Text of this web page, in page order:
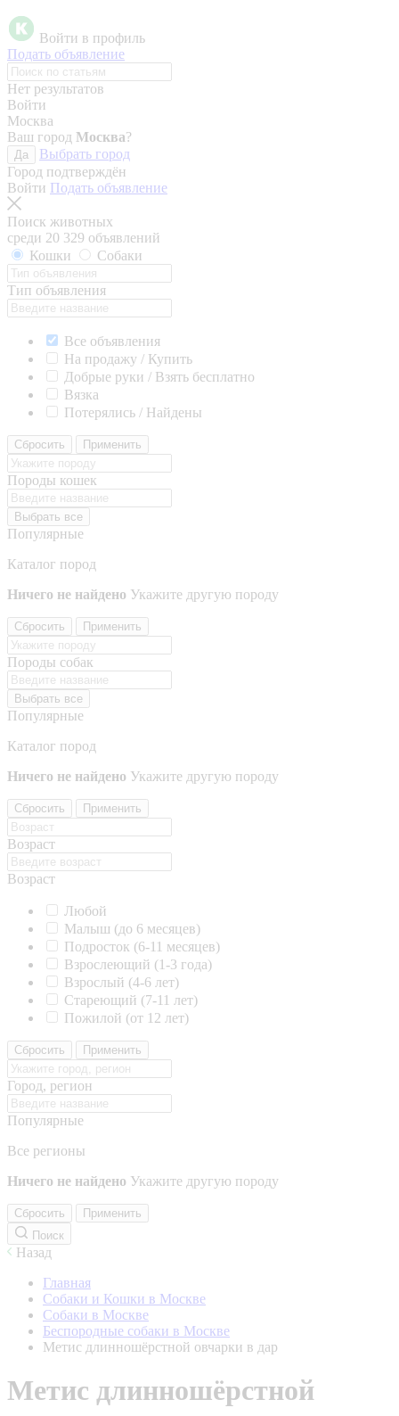
Войти в профиль
Подать объявление
Нет результатов
Войти
Москва
Ваш город Москва?
Да
Выбрать город
Город подтверждён
Войти Подать объявление
Поиск животных
среди 20 329 объявлений
Кошки
Собаки
Тип объявления
Все объявления
На продажу / Купить
Добрые руки / Взять бесплатно
Вязка
Потерялись / Найдены
Сбросить Применить
Породы кошек
Выбрать все
Популярные
Каталог пород
Ничего не найдено Укажите другую породу
Сбросить Применить
Породы собак
Выбрать все
Популярные
Каталог пород
Ничего не найдено Укажите другую породу
Сбросить Применить
Возраст
Возраст
Любой
Малыш (до 6 месяцев)
Подросток (6-11 месяцев)
Взрослеющий (1-3 года)
Взрослый (4-6 лет)
Стареющий (7-11 лет)
Пожилой (от 12 лет)
Сбросить Применить
Город, регион
Популярные
Все регионы
Ничего не найдено Укажите другую породу
Сбросить
Применить
Поиск
Назад
Главная
Собаки и Кошки в Москве
Собаки в Москве
Беспородные собаки в Москве
Метис длинношёрстной овчарки в дар
Метис длинношёрстной